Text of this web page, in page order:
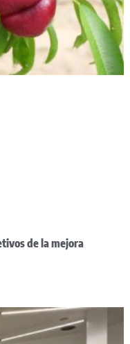
de la mejora